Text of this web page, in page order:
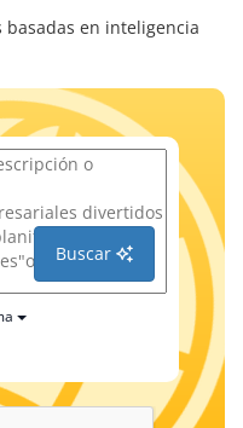
en inteligencia
Buscar